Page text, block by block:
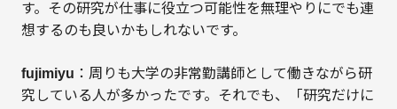
す。その研究が仕事に役立つ可能性を無理やりにでも連
想するのも良いかもしれないです。
fujimiyu ：周りも大学の非常勤講師として働きながら研
究している人が多かったです。それでも、「研究だけに